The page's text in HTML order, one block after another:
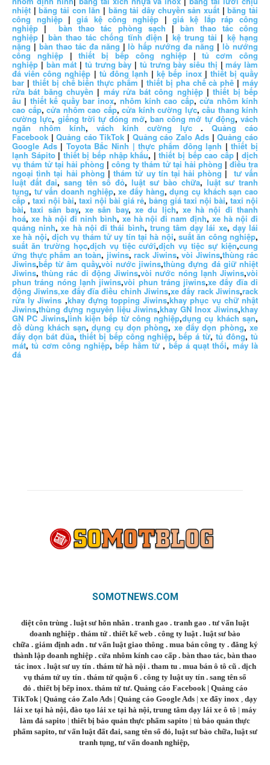
nhiệt |băng tải con lăn | băng tải dây chuyền sản xuất |băng tải
công nghiệp|giá kệ công nghiệp |giá kệ lắp ráp công
nghiệp |bàn thao tác phòng sạch| bàn thao tác công
nghiệp | bàn thao tác chống tĩnh điện | kệ trung tải | kệ hạng
nặng| bàn thao tác đa năng|lò hấp nướng đa năng |lò nướng
công nghiệp|thiết bị bếp công nghiệp|tủ cơm công
nghiệp |bàn mát | tủ trưng bày | tủ trưng bày siêu thị |máy làm
đá viên công nghiệp | tủ đông lạnh |kệ bếp inox| thiết bị quầy
bar | thiết bị chế biến thực phẩm | thiết bị pha chế cà phê| máy
rửa bát băng chuyền | máy rửa bát công nghiệp|thiết bị bếp
âu | thiết kế quầy bar inox, nhôm kính cao cấp,cửa nhôm kính
cao cấp, cửa nhôm cao cấp, cửa kính cường lực, cầu thang kính
cường lực, giếng trời tự đóng mở, ban công mở tự động, vách
ngăn nhôm kính, vách kính cường lực .Quảng cáo
Facebook |Quảng cáo TikTok | Quảng cáo Zalo Ads |Quảng cáo
Google Ads| Toyota Bắc Ninh | thực phẩm đông lạnh |thiết bị
lạnh Sápito |thiết bị bếp nhập khẩu, |thiết bị bếp cao cấp|dịch
vụ thám tử tại hải phòng | công ty thám tử tại hải phòng |điều tra
ngoại tình tại hải phòng |thám tử uy tín tại hải phòng | tư vấn
luật đất đai, sang tên sổ đỏ, luật sư bào chữa, luật sư tranh
tụng, tư vấn doanh nghiệp,xe đẩy hàng,dụng cụ khách sạn cao
cấp, taxi nội bài, taxi nội bài giá rẻ, bảng giá taxi nội bài, taxi nội
bài,taxi sân bay,xe sân bay,xe du lịch, xe hà nội đi thanh
hoá, xe hà nội đi ninh bình, xe hà nội đi nam định,xe hà nội đi
quảng ninh,xe hà nội đi thái bình, trung tâm dạy lái xe, dạy lái
xe hà nội,dịch vụ thám tử uy tín tại hà nội,suất ăn công nghiệp,
suất ăn trường học,dịch vụ tiệc cưới,dịch vụ tiệc sự kiện,cung
ứng thực phẩm an toàn, jiwins, rack Jiwins, vòi Jiwins,thùng rác
Jiwins,bếp từ âm quầy,vòi nước jiwins,thùng đựng đá giữ nhiệt
Jiwins,thùng rác di động Jiwins,vòi nước nóng lạnh Jiwins,vòi
phun tráng nóng lạnh jiwins,vòi phun tráng jiwins,xe đẩy đĩa di
động Jiwins,xe đẩy đĩa điều chỉnh Jiwins,xe đẩy rack Jiwins,rack
rửa ly Jiwins ,khay đựng topping Jiwins,khay phục vụ chữ nhật
Jiwins,thùng đựng nguyên liệu Jiwins,khay GN Inox Jiwins,khay
GN PC Jiwins,linh kiện bếp từ công nghiệp,dụng cụ khách sạn,
đồ dùng khách sạn,dụng cụ dọn phòng,xe đẩy dọn phòng,xe
đẩy dọn bát đũa,thiết bị bếp công nghiệp,bếp á từ,tủ đông,tủ
mát,tủ cơm công nghiệp,bếp hầm từ ,bếp á quạt thổi, máy là
đá
SOMOTNEWS.COM
diệt côn trùng . luật sư hôn nhân . tranh gao . tranh gao . tư vấn luật
doanh nghiệp . thám tử . thiết kế web . công ty luật . luật sư bào
chữa . giám định adn. tư vấn luật giao thông . mua bán công ty. đăng ký
thành lập doanh nghiệp . cửa nhôm kính cao cấp . bàn thao tác, bàn thao
tác inox . luật sư uy tín. thám tử hà nội . tham tu. mua bán ô tô cũ. dịch
vụ thám tử uy tín . thám tử quận 6 . công ty luật uy tín . sang tên sổ
đỏ . thiết bị bếp inox. thám tử tư. Quảng cáo Facebook| Quảng cáo
TikTok | Quảng cáo Zalo Ads | Quảng cáo Google Ads | xe đẩy inox
dạy
lái xe tại hà nội, đào tạo lái xe tại hà nội, trung tâm dạy lái xe ô tô | máy
làm đá sapito | thiết bị bảo quản thực phẩm sapito | tủ bảo quản thực
phẩm sapito, tư vấn luật đất đai, sang tên sổ đỏ, luật sư bào chữa, luật sư
tranh tụng, tư vấn doanh nghiệp,